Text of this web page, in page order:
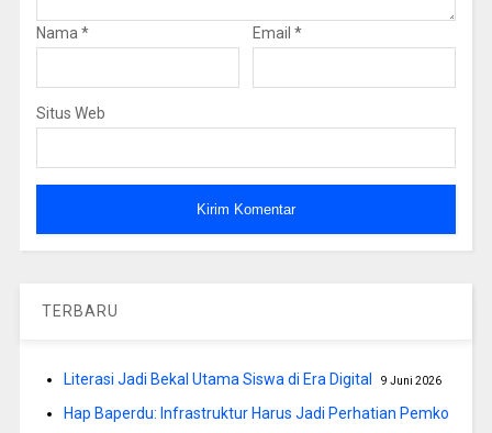
Nama * Email *
Situs Web
TERBARU
Literasi Jadi Bekal Utama Siswa di Era Digital 9 Juni 2026
Hap Baperdu: Infrastruktur Harus Jadi Perhatian Pemko